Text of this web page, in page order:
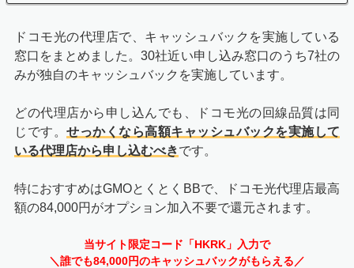
ドコモ光の代理店で、キャッシュバックを実施している
窓口をまとめました。30社近い申し込み窓口のうち7社の
みが独自のキャッシュバックを実施しています。
どの代理店から申し込んでも、ドコモ光の回線品質は同
じです。 せっかくなら高額キャッシュバックを実施して
いる代理店から申し込むべきです。
特におすすめはGMOとくとくBBで、ドコモ光代理店最高
額の84,000円がオプション加入不要で還元されます。
当サイト限定コード「HKRK」入力で
＼誰でも84,000円のキャッシュバックがもらえる／